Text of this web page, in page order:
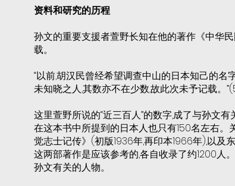
资料和研究的历程
孙文的重要支援者萱野长知在他的著作《中华
载。
“以前,胡汉民曾经希望调查中山的日本知己的名
未知晓之人,其数亦不在少数,故此次未予记载。
这里萱野所说的“近三百人”的数字,成了与孙文
在这本书中所提到的日本人也只有150名左右。
觉志士记传》(初版1936年,再印本1966年),以及
这两部著作是应该参考的,各自收录了约1200人
孙文有关的人物。